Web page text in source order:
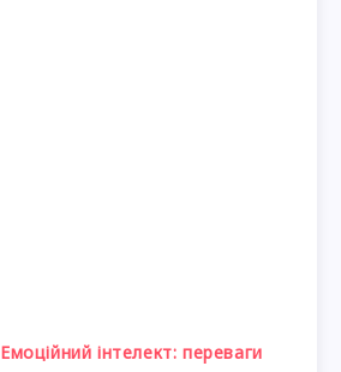
Емоційний інтелект: переваги